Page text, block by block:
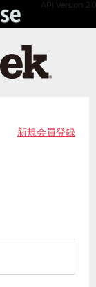
API Version 2.0
新規会員登録